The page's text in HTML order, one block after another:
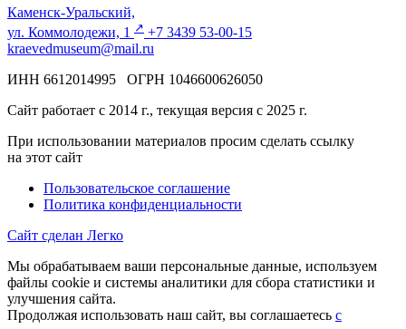
Каменск-Уральский,
ул. Коммолодежи, 1 ↗️ +7 3439 53-00-15
kraevedmuseum@mail.ru
ИНН 6612014995 ОГРН 1046600626050
Сайт работает с 2014 г., текущая версия с 2025 г.
При использовании материалов просим сделать ссылку
на этот сайт
Пользовательское соглашение
Политика конфиденциальности
Сайт сделан Легко
Мы обрабатываем ваши персональные данные, используем
файлы cookie и системы аналитики для сбора статистики и
улучшения сайта.
Продолжая использовать наш сайт, вы соглашаетесь с